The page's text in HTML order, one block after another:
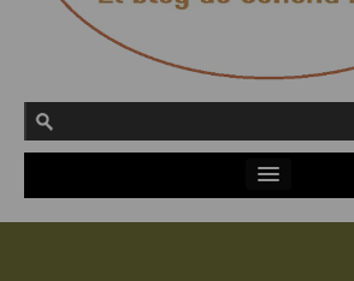
Actualidad y recomendaciones